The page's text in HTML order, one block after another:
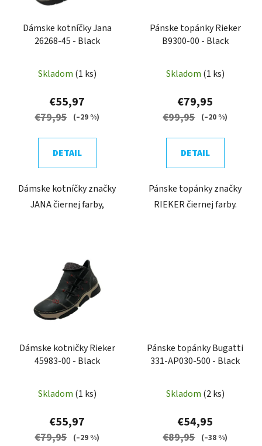
Dámske kotníčky Jana
26268-45 - Black
Skladom (1 ks)
€55,97
€79,95 (–29 %)
DETAIL
Dámske kotníčky značky
JANA čiernej farby,
Pánske topánky Rieker
B9300-00 - Black
Skladom (1 ks)
€79,95
€99,95 (–20 %)
DETAIL
Pánske topánky značky
RIEKER čiernej farby.
Dámske kotničky Rieker
45983-00 - Black
Skladom (1 ks)
€55,97
€79,95 (–29 %)
Pánske topánky Bugatti
331-AP030-500 - Black
Skladom (2 ks)
€54,95
€89,95 (–38 %)